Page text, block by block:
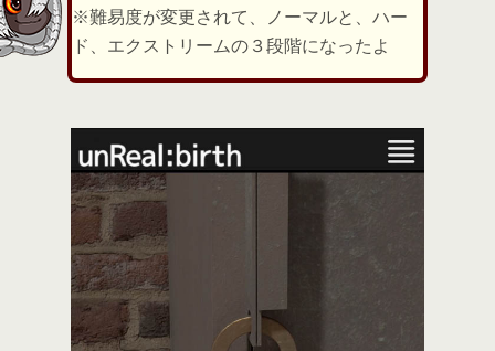
※難易度が変更されて、ノーマルと、ハー
ド、エクストリームの３段階になったよ